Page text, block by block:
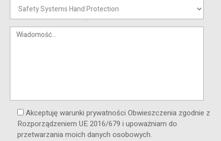
Akceptuję warunki prywatności Obwieszczenia zgodnie z
Rozporządzeniem UE 2016/679 i upoważniam do
przetwarzania moich danych osobowych.